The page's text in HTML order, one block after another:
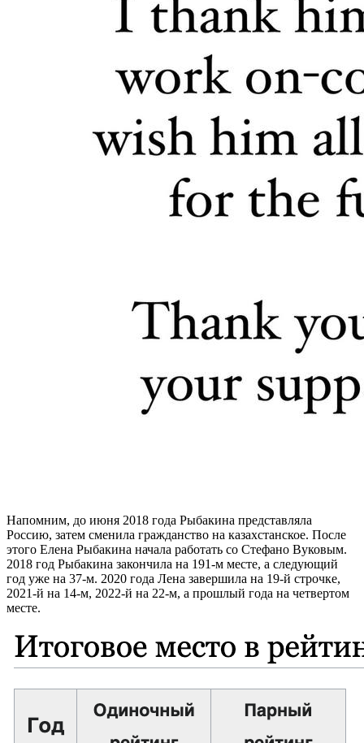
Напомним, до июня 2018 года Рыбакина представляла
Россию, затем сменила гражданство на казахстанское. После
этого Елена Рыбакина начала работать со Стефано Вуковым.
2018 год Рыбакина закончила на 191-м месте, а следующий
год уже на 37-м. 2020 года Лена завершила на 19-й строчке,
2021-й на 14-м, 2022-й на 22-м, а прошлый года на четвертом
месте.